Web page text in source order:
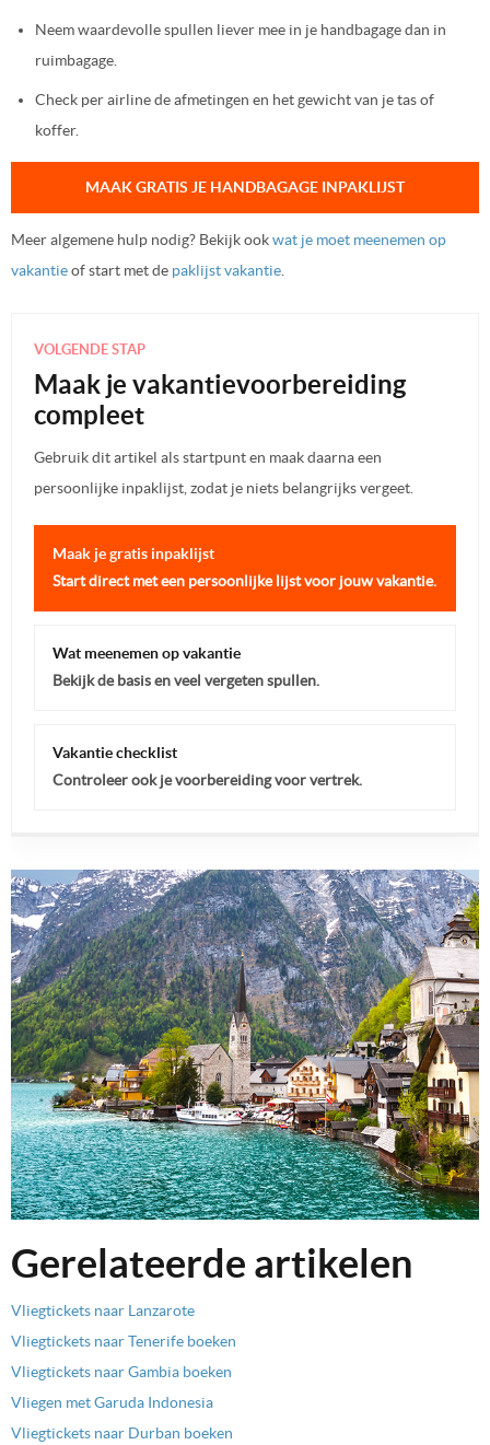
Neem waardevolle spullen liever mee in je handbagage dan in
ruimbagage.
Check per airline de afmetingen en het gewicht van je tas of
koffer.
MAAK GRATIS JE HANDBAGAGE INPAKLIJST
Meer algemene hulp nodig? Bekijk ookwat je moet meenemen op
vakantieof start met de paklijst vakantie
VOLGENDE STAP
Maak je vakantievoorbereiding
compleet
Gebruik dit artikel als startpunt en maak daarna een
persoonlijke inpaklijst, zodat je niets belangrijks vergeet.
Maak je gratis inpaklijst
Start direct met een persoonlijke lijst voor jouw vakantie.
Wat meenemen op vakantie
Bekijk de basis en veel vergeten spullen.
Vakantie checklist
Controleer ook je voorbereiding voor vertrek.
Gerelateerde artikelen
Vliegtickets naar Lanzarote
Vliegtickets naar Tenerife boeken
Vliegtickets naar Gambia boeken
Vliegen met Garuda Indonesia
Vliegtickets naar Durban boeken